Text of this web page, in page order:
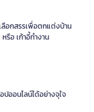
อกสรรเพื่อตกแต่งบ้าน
หรือ เก้าอี้ทำงาน
ออนไลน์ได้อย่างจุใจ